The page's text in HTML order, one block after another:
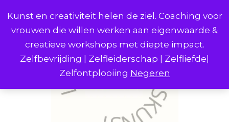
Kunst en creativiteit helen de ziel. Coaching voor
vrouwen die willen werken aan eigenwaarde &
creatieve workshops met diepte impact.
Zelfbevrijding | Zelfleiderschap | Zelfliefde|
Zelfontplooiing Negeren